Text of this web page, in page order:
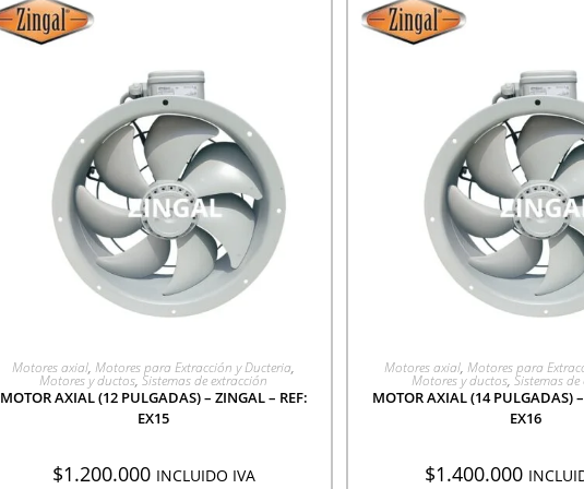
AGREGAR A COTIZACIÓN
Motores axial, Motores para Extracción y Ducteria,
Motores y ductos, Sistemas de extracción
MOTOR AXIAL (12 PULGADAS) – ZINGAL – REF:
EX15
$1.200.000 INCLUIDO IVA
AGREGAR A
Motores axial, Motores para
Motores y ductos, Sistemas
MOTOR AXIAL (14 PULGADAS)
EX16
$1.400.000